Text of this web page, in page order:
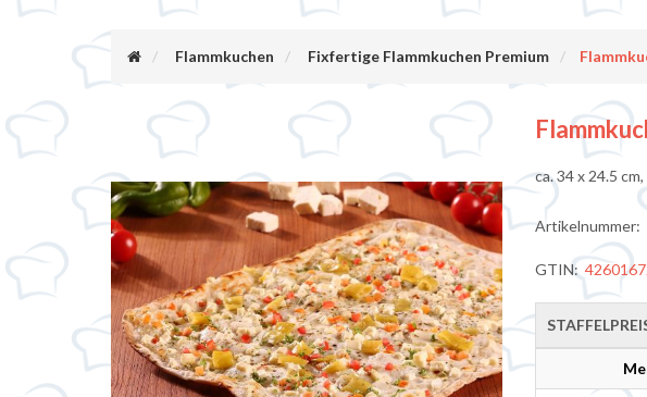
Flammkuchen Fixfertige Flammkuchen Premium
ca. 34 x 24.5
Artikelnummer:
GTIN: